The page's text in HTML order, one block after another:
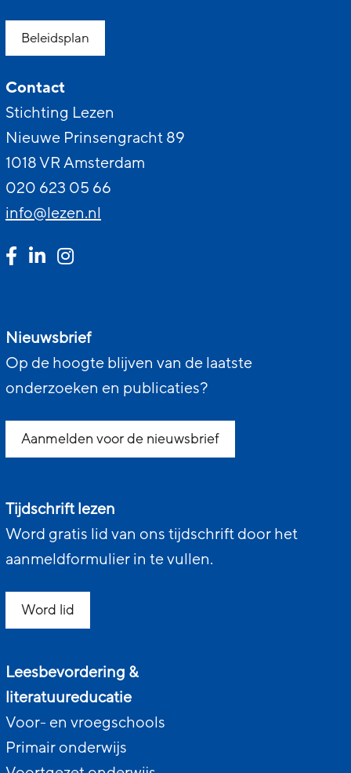
Beleidsplan
Contact
Stichting Lezen
Nieuwe Prinsengracht 89
1018 VR Amsterdam
020 623 05 66
info@lezen.nl
Nieuwsbrief
Op de hoogte blijven van de laatste
onderzoeken en publicaties?
Aanmelden voor de nieuwsbrief
Tijdschrift lezen
Word gratis lid van ons tijdschrift door het
aanmeldformulier in te vullen.
Word lid
Leesbevordering &
literatuureducatie
Voor- en vroegschools
Primair onderwijs